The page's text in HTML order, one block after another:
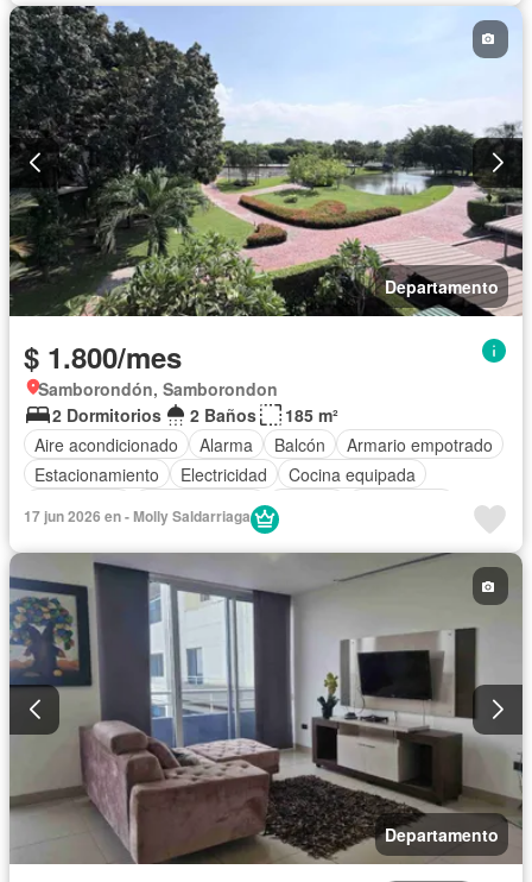
Departamento
$ 1.800/mes
Samborondón, Samborondon
2 Dormitorios
2 Baños
185 m²
Aire acondicionado
Alarma Balcón
Armario empotrado
Estacionamiento
Electricidad
Cocina equipada
Cocina integral
Agua
Área para niños Conserje
Garita de guardianía
Gimnasio
Seguridad
Piscina
Cancha de tenis
Wifi
Completamente amoblado
17 jun 2026 en - Molly Saldarriaga
Departamento